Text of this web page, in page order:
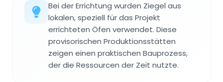
Bei der Errichtung wurden Ziegel aus
lokalen, speziell für das Projekt
errichteten Öfen verwendet. Diese
provisorischen Produktionsstätten
zeigen einen praktischen Bauprozess,
der die Ressourcen der Zeit nutzte.